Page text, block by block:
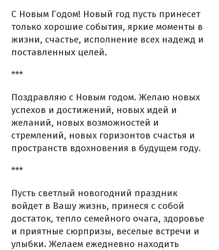
С Новым Годом! Новый год пусть принесет
только хорошие события, яркие моменты в
жизни, счастье, исполнение всех надежд и
поставленных целей.
***
Поздравляю с Новым годом. Желаю новых
успехов и достижений, новых идей и
желаний, новых возможностей и
стремлений, новых горизонтов счастья и
пространств вдохновения в будущем году.
***
Пусть светлый новогодний праздник
войдет в Вашу жизнь, принеся с собой
достаток, тепло семейного очага, здоровье
и приятные сюрпризы, веселые встречи и
улыбки. Желаем ежедневно находить